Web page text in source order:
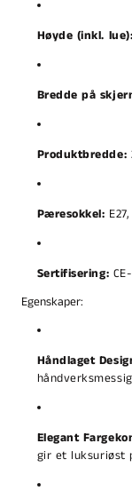
Høyde (inkl. lue):
Bredde på
Produktbredde:
Pæresokkel:
Sertifisering:
Egenskaper:
Håndlaget
Elegant
gir et luksuriøst